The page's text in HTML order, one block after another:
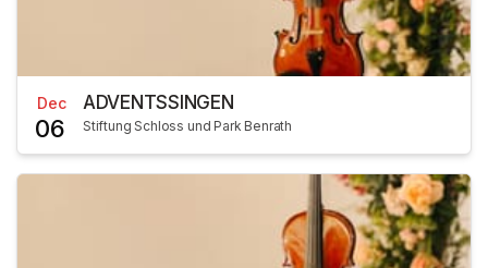
Dec
06
ADVENTSSINGEN
Stiftung Schloss und Park Benrath